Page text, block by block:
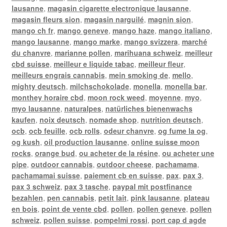
lausanne, magasin cigarette electronique lausanne,
magasin fleurs sion, magasin narguilé, magnin sion,
mango ch fr, mango geneve, mango haze, mango italiano,
mango lausanne, mango marke, mango svizzera, marché
du chanvre, marianne pollen, marihuana schweiz, meilleur
cbd suisse, meilleur e liquide tabac, meilleur fleur,
meilleurs engrais cannabis, mein smoking de, mello,
mighty deutsch, milchschokolade, monella, monella bar,
monthey horaire cbd, moon rock weed, moyenne, myo,
myo lausanne, naturalpes, natürliches bienenwachs
kaufen, noix deutsch, nomade shop, nutrition deutsch,
ocb, ocb feuille, ocb rolls, odeur chanvre, og fume la og,
og kush, oil production lausanne, online suisse moon
rocks, orange bud, ou acheter de la résine, ou acheter une
pipe, outdoor cannabis, outdoor cheese, pachamama,
pachamamai suisse, paiement cb en suisse, pax, pax 3,
pax 3 schweiz, pax 3 tasche, paypal mit postfinance
bezahlen, pen cannabis, petit lait, pink lausanne, plateau
en bois, point de vente cbd, pollen, pollen geneve, pollen
schweiz, pollen suisse, pompelmi rossi, port cap d agde